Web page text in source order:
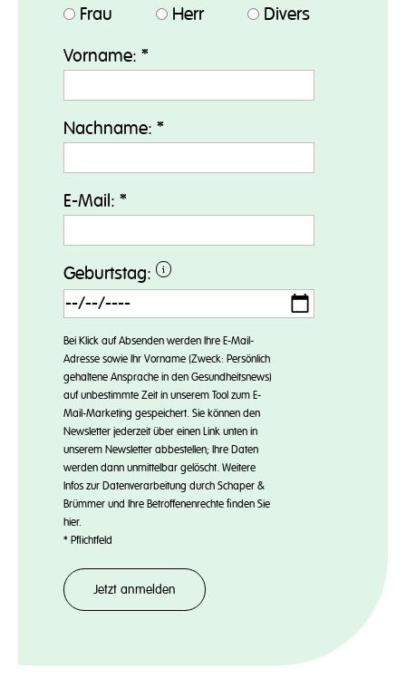
Frau
Herr
Divers
Vorname: *
Nachname: *
E-Mail: *
Geburtstag:
Bei Klick auf Absenden werden Ihre E-Mail-
Adresse sowie Ihr Vorname (Zweck: Persönlich
gehaltene Ansprache in den Gesundheitsnews)
auf unbestimmte Zeit in unserem Tool zum E-
Mail-Marketing gespeichert. Sie können den
Newsletter jederzeit über einen Link unten in
unserem Newsletter abbestellen; Ihre Daten
werden dann unmittelbar gelöscht. Weitere
Infos zur Datenverarbeitung durch Schaper &
Brümmer und Ihre Betroffenenrechte finden Sie
hier.
* Pflichtfeld